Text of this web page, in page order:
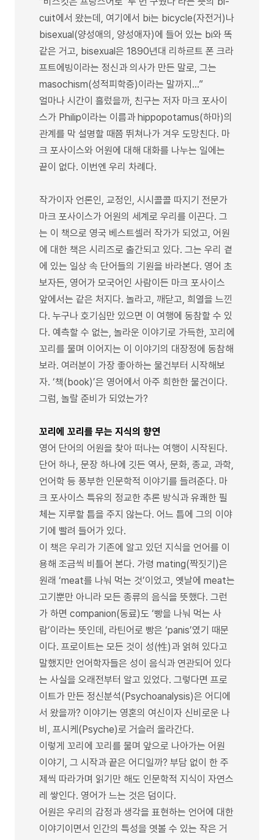
cuit에서 왔는데, 여기에서 bi는 bicycle(자전거)나
bisexual(양성애의, 양성애자)에 들어 있는 bi와 똑
같은 거고, bisexual은 1890년대 리하르트 폰 크라
프트에빙이라는 정신과 의사가 만든 말로, 그는
masochism(성적피학증)이라는 말까지…”
얼마나 시간이 흘렀을까, 친구는 저자 마크 포사이
스가 Philip이라는 이름과 hippopotamus(하마)의
관계를 막 설명할 때쯤 뛰쳐나가 겨우 도망친다. 마
크 포사이스와 어원에 대해 대화를 나누는 일에는
끝이 없다. 이번엔 우리 차례다.
작가이자 언론인, 교정인, 시시콜콜 따지기 전문가
마크 포사이스가 어원의 세계로 우리를 이끈다. 그
는 이 책으로 영국 베스트셀러 작가가 되었고, 어원
에 대한 책은 시리즈로 출간되고 있다. 그는 우리 곁
에 있는 일상 속 단어들의 기원을 바라본다. 영어 초
보자든, 영어가 모국어인 사람이든 마크 포사이스
앞에서는 같은 처지다. 놀라고, 깨닫고, 희열을 느낀
다. 누구나 호기심만 있으면 이 여행에 동참할 수 있
다. 예측할 수 없는, 놀라운 이야기로 가득한, 꼬리에
꼬리를 물며 이어지는 이 이야기의 대장정에 동참해
보라. 여러분이 가장 좋아하는 물건부터 시작해보
자. ‘책(book)’은 영어에서 아주 희한한 물건이다.
그럼, 놀랄 준비가 되었는가?
꼬리에 꼬리를 무는 지식의 향연
영어 단어의 어원을 찾아 떠나는 여행이 시작된다.
단어 하나, 문장 하나에 깃든 역사, 문화, 종교, 과학,
언어학 등 풍부한 인문학적 이야기를 들려준다. 마
크 포사이스 특유의 정교한 추론 방식과 유쾌한 필
체는 지루할 틈을 주지 않는다. 어느 틈에 그의 이야
기에 빨려 들어가 있다.
이 책은 우리가 기존에 알고 있던 지식을 언어를 이
용해 조금씩 비틀어 본다. 가령 mating(짝짓기)은
원래 ‘meat를 나눠 먹는 것’이었고, 옛날에 meat는
고기뿐만 아니라 모든 종류의 음식을 뜻했다. 그런
가 하면 companion(동료)도 ‘빵을 나눠 먹는 사
람’이라는 뜻인데, 라틴어로 빵은 ‘panis’였기 때문
이다. 프로이트는 모든 것이 성(性)과 얽혀 있다고
말했지만 언어학자들은 성이 음식과 연관되어 있다
는 사실을 오래전부터 알고 있었다. 그렇다면 프로
이트가 만든 정신분석(Psychoanalysis)은 어디에
서 왔을까? 이야기는 영혼의 여신이자 신비로운 나
비, 프시케(Psyche)로 거슬러 올라간다.
이렇게 꼬리에 꼬리를 물며 앞으로 나아가는 어원
이야기, 그 시작과 끝은 어디일까? 부담 없이 한 주
제씩 따라가며 읽기만 해도 인문학적 지식이 자연스
레 쌓인다. 영어가 느는 것은 덤이다.
어원은 우리의 감정과 생각을 표현하는 언어에 대한
이야기이면서 인간의 특성을 엿볼 수 있는 작은 거